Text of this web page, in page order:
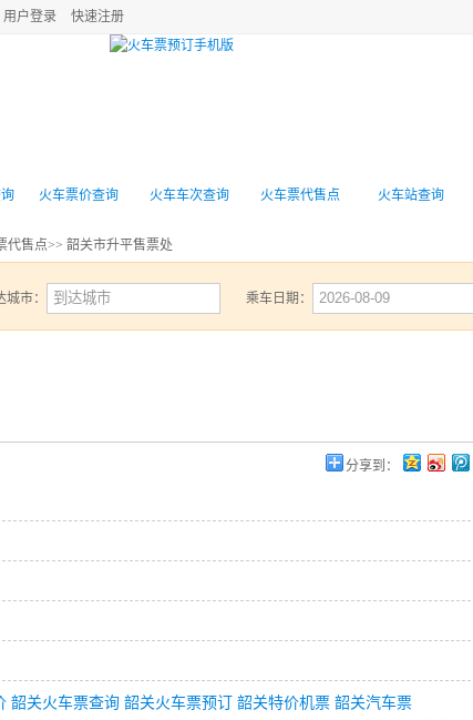
用户登录 快速注册
火车票价查询 火车车次查询 火车票代售点 火车站查询
代售点>> 韶关市升平售票处
城市： 乘车日期：
分享到：
韶关火车票查询 韶关火车票预订 韶关特价机票 韶关汽车票